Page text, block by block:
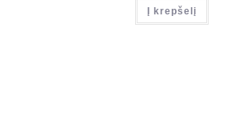
Į krepšelį